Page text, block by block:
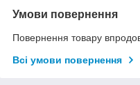
Умови повернення
Повернення товару
Всі умови повернення